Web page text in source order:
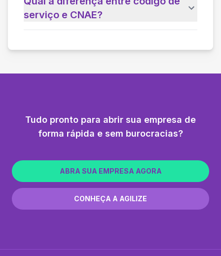
serviço e CNAE?
Tudo pronto para abrir sua empresa de
forma rápida e sem burocracias?
ABRA SUA EMPRESA AGORA
CONHEÇA A AGILIZE